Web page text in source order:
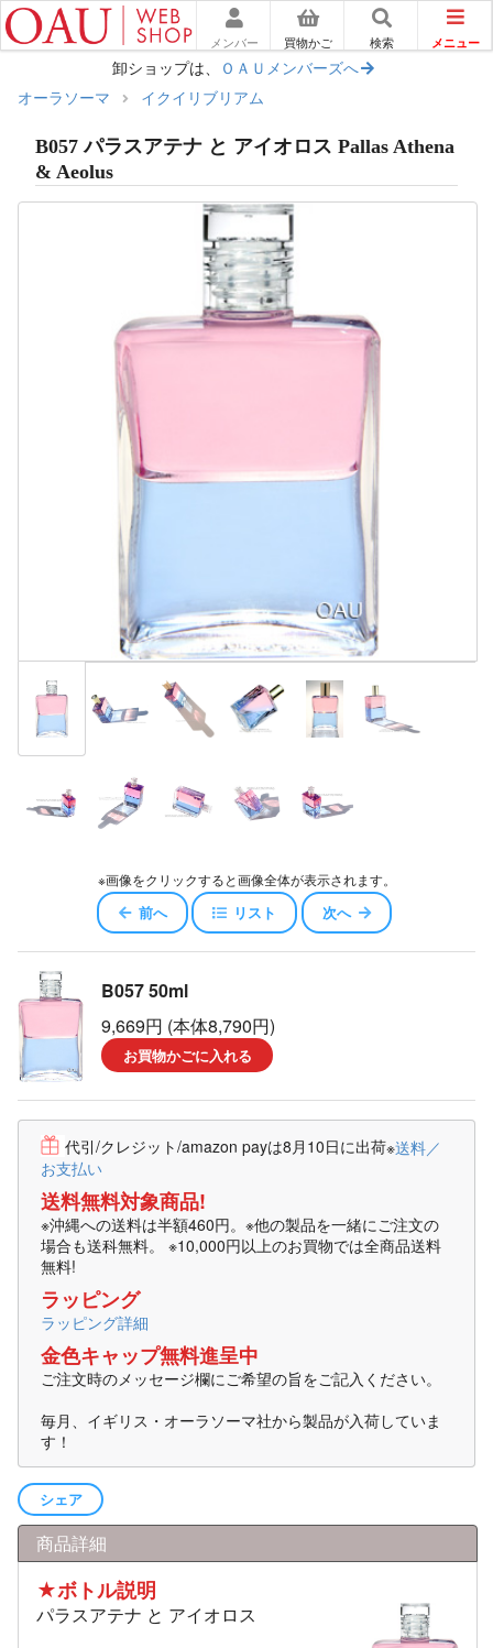
メンバー 買物かご 検索 メニュー
卸ショップは、
ＯＡＵメンバーズへ
オーラソーマ
イクイリブリアム
B057 パラスアテナ と アイオロス Pallas Athena
& Aeolus
※画像をクリックすると画像全体が表示されます。
前へ リスト 次へ
B057 50ml
9,669円 (本体8,790円)
お買物かごに入れる
代引/クレジット/amazon payは8月10日に出荷※送料／
お支払い
送料無料対象商品!
※沖縄への送料は半額460円。※他の製品を一緒にご注文の
場合も送科無料。 ※10,000円以上のお買物では全商品送料
無料!
ラッピング
ラッピング詳細
金色キャップ無料進呈中
ご注文時のメッセージ欄にご希望の旨をご記入ください。
毎月、イギリス・オーラソーマ社から製品が入荷していま
す！
シェア
商品詳細
★ボトル説明
パラスアテナ と アイオロス